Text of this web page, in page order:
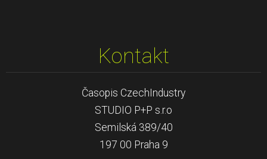
Kontakt
Časopis CzechIndustry
STUDIO P+P s.r.o
Semilská 389/40
197 00 Praha 9